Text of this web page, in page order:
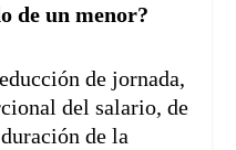
de un menor?
de jornada,
del salario, de
de la